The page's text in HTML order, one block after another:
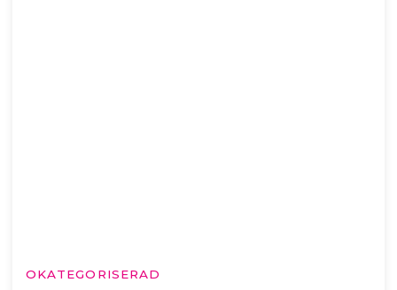
OKATEGORISERAD